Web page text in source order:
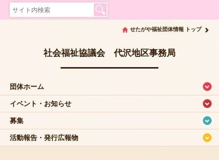
せたがや福祉団体情報 トップ
社会福祉協議会 代沢地区事務局
団体ホーム
イベント・お知らせ
募集
活動報告・発行広報物